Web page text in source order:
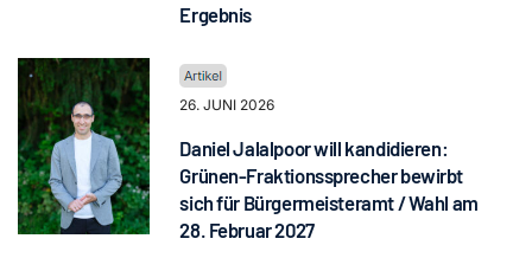
Ergebnis
26. JUNI 2026
Daniel Jalalpoor will kandidieren:
Grünen-Fraktionssprecher bewirbt
sich für Bürgermeisteramt / Wahl am
28. Februar 2027